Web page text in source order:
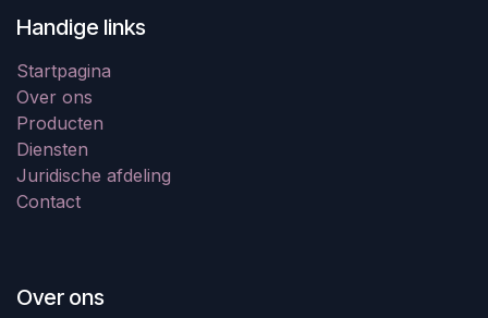
Handige links
Startpagina
Over ons
Producten
Diensten
Juridische afdeling
Contact
Over ons